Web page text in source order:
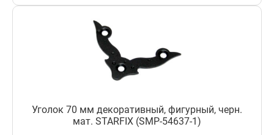
Уголок 70 мм декоративный, фигурный, черн.
мат. STARFIX (SMP-54637-1)